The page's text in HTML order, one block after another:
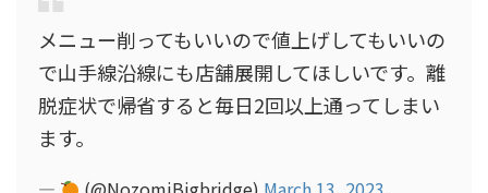
メニュー削ってもいいので値上げしてもいいの
で山手線沿線にも店舗展開してほしいです。離
脱症状で帰省すると毎日2回以上通ってしまい
ます。